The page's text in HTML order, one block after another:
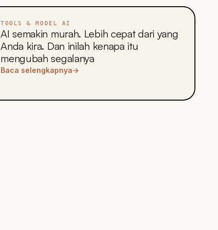
TOOLS & MODEL AI
AI semakin murah. Lebih cepat dari yang
Anda kira. Dan inilah kenapa itu
mengubah segalanya
Baca selengkapnya→